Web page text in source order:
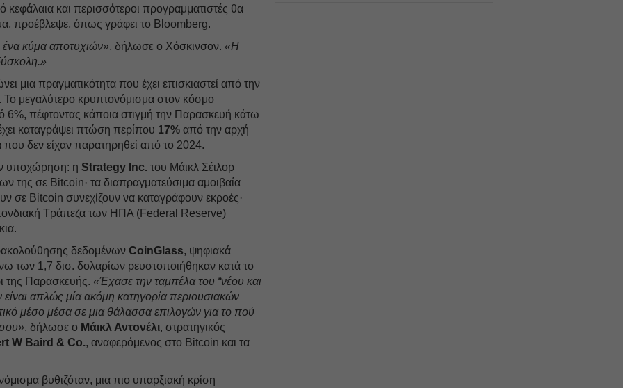
κεφάλαια και περισσότεροι προγραμματιστές θα
προέβλεψε, όπως γράφει το Bloomberg.
ένα κύμα αποτυχιών», δήλωσε ο Χόσκινσον.«Η
μια πραγματικότητα που έχει επισκιαστεί από την
. Το μεγαλύτερο κρυπτονόμισμα στον κόσμο
πέφτοντας κάποια στιγμή την Παρασκευή κάτω
καταγράψει πτώση περίπου 17% από την αρχή
που δεν είχαν παρατηρηθεί από το 2024.
υποχώρηση: η Strategy Inc. του Μάικλ Σέιλορ
της σε Bitcoin· τα διαπραγματεύσιμα αμοιβαία
σε Bitcoin συνεχίζουν να καταγράφουν εκροές·
Τράπεζα των ΗΠΑ (Federal Reserve)
δεδομένωνCoinGlass, ψηφιακά
των 1,7 δισ. δολαρίων ρευστοποιήθηκαν κατά το
της Παρασκευής.«Έχασε την ταμπέλα του “νέου και
απλώς μία ακόμη κατηγορία περιουσιακών
μέσο μέσα σε μια θάλασσα επιλογών για το πού
, δήλωσε ο Μάικλ Αντονέλι, στρατηγικός
W Baird & Co., αναφερόμενος στο Bitcoin και τα
βυθιζόταν, μια πιο υπαρξιακή κρίση